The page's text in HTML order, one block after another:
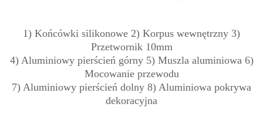
1) Końcówki silikonowe 2) Korpus wewnętrzny 3)
Przetwornik 10mm
4) Aluminiowy pierścień górny 5) Muszla aluminiowa 6)
Mocowanie przewodu
7) Aluminiowy pierścień dolny 8) Aluminiowa pokrywa
dekoracyjna